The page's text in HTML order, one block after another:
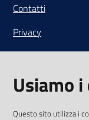
Contatti
Privacy
Note legali
Media Policy
Usiamo
Questo sito utilizza i